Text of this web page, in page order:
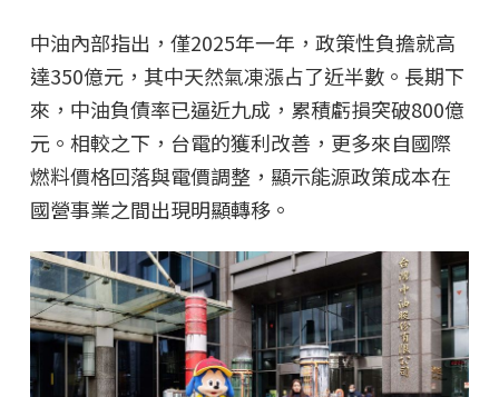
中油內部指出，僅2025年一年，政策性負擔就高
達350億元，其中天然氣凍漲占了近半數。長期下
來，中油負債率已逼近九成，累積虧損突破800億
元。相較之下，台電的獲利改善，更多來自國際
燃料價格回落與電價調整，顯示能源政策成本在
國營事業之間出現明顯轉移。